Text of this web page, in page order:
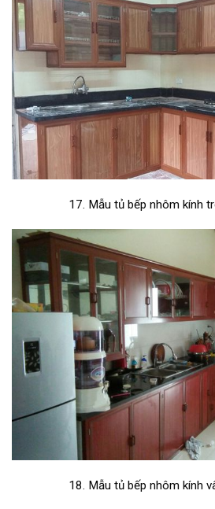
17. Mẫu tủ bếp nhôm kính
18. Mẫu tủ bếp nhôm kính